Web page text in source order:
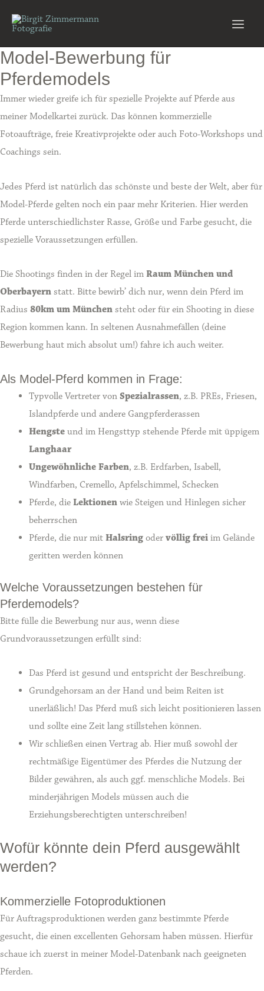
Inhalt
Model-Bewerbung für
Pferdemodels
Immer wieder greife ich für spezielle Projekte auf Pferde aus
meiner Modelkartei zurück. Das können kommerzielle
Fotoaufträge, freie Kreativprojekte oder auch Foto-Workshops und
Coachings sein.
Jedes Pferd ist natürlich das schönste und beste der Welt, aber für
Model-Pferde gelten noch ein paar mehr Kriterien. Hier werden
Pferde unterschiedlichster Rasse, Größe und Farbe gesucht, die
spezielle Voraussetzungen erfüllen.
Die Shootings finden in der Regel im Raum München und
Oberbayern statt. Bitte bewirb’ dich nur, wenn dein Pferd im
Radius 80km um München steht oder für ein Shooting in diese
Region kommen kann. In seltenen Ausnahmefällen (deine
Bewerbung haut mich absolut um!) fahre ich auch weiter.
Als Model-Pferd kommen in Frage:
Typvolle Vertreter vonSpezialrassen, z.B. PREs, Friesen,
Islandpferde und andere Gangpferderassen
Hengste und im Hengsttyp stehende Pferde mit üppigem
Langhaar
Ungewöhnliche Farben, z.B. Erdfarben, Isabell,
Windfarben, Cremello, Apfelschimmel, Schecken
Pferde, dieLektionen wie Steigen und Hinlegen sicher
beherrschen
Pferde, die nur mitHalsring odervöllig frei im Gelände
geritten werden können
Welche Voraussetzungen bestehen für
Pferdemodels?
Bitte fülle die Bewerbung nur aus, wenn diese
Grundvoraussetzungen erfüllt sind:
Das Pferd ist gesund und entspricht der Beschreibung.
Grundgehorsam an der Hand und beim Reiten ist
unerläßlich! Das Pferd muß sich leicht positionieren lassen
und sollte eine Zeit lang stillstehen können.
Wir schließen einen Vertrag ab. Hier muß sowohl der
rechtmäßige Eigentümer des Pferdes die Nutzung der
Bilder gewähren, als auch ggf. menschliche Models. Bei
minderjährigen Models müssen auch die
Erziehungsberechtigten unterschreiben!
Wofür könnte dein Pferd ausgewählt
werden?
Kommerzielle Fotoproduktionen
Für Auftragsproduktionen werden ganz bestimmte Pferde
gesucht, die einen excellenten Gehorsam haben müssen. Hierfür
schaue ich zuerst in meiner Model-Datenbank nach geeigneten
Pferden.